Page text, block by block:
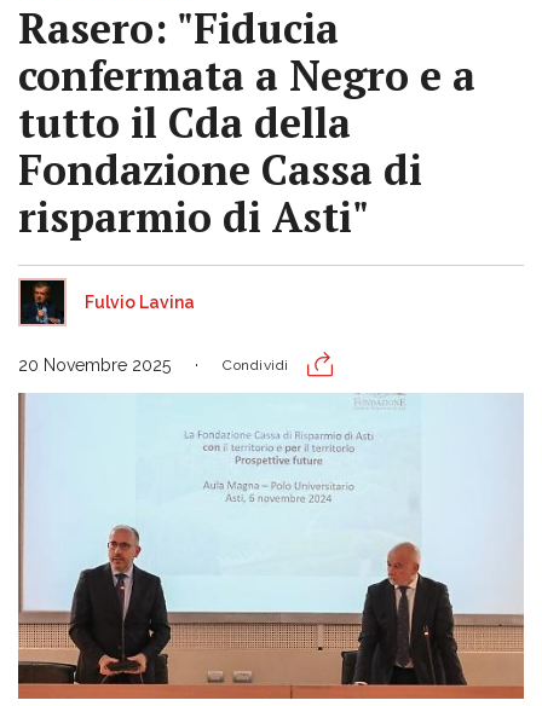
Rasero: "Fiducia
confermata a Negro e a
tutto il Cda della
Fondazione Cassa di
risparmio di Asti"
Fulvio Lavina
20 Novembre 2025 Condividi